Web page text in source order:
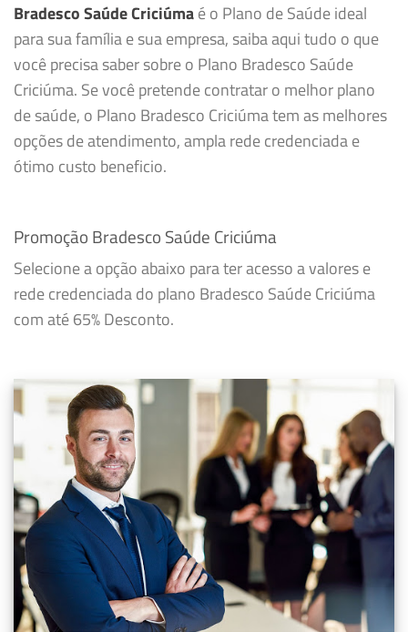
Bradesco Saúde Criciúmaé o Plano de Saúde ideal
para sua família e sua empresa, saiba aqui tudo o que
você precisa saber sobre o Plano Bradesco Saúde
Criciúma. Se você pretende contratar o melhor plano
de saúde, o Plano Bradesco Criciúma tem as melhores
opções de atendimento, ampla rede credenciada e
ótimo custo beneficio.
Promoção Bradesco Saúde Criciúma
Selecione a opção abaixo para ter acesso a valores e
rede credenciada do plano Bradesco Saúde Criciúma
com até 65% Desconto.